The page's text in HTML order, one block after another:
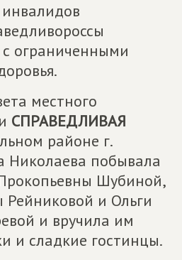
ограниченными
местного
СПРАВЕДЛИВАЯ
районе г.
Николаева побывала
Шубиной,
и Ольги
и вручила им
и сладкие гостинцы.